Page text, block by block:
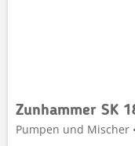
Zunhammer SK
Pumpen und Mischer